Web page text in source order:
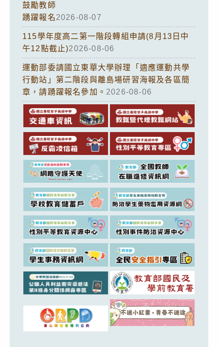
鼓勵教師
踴躍報名2026-08-07
115學年度高二第一階段轉組申請(8月13日中
午12點截止)2026-08-06
運動部委請國立東華大學辦理「適應運動共學
行動站」第二階段與離島場研習海報及各區簡
章，請踴躍報名參加。 2026-08-06